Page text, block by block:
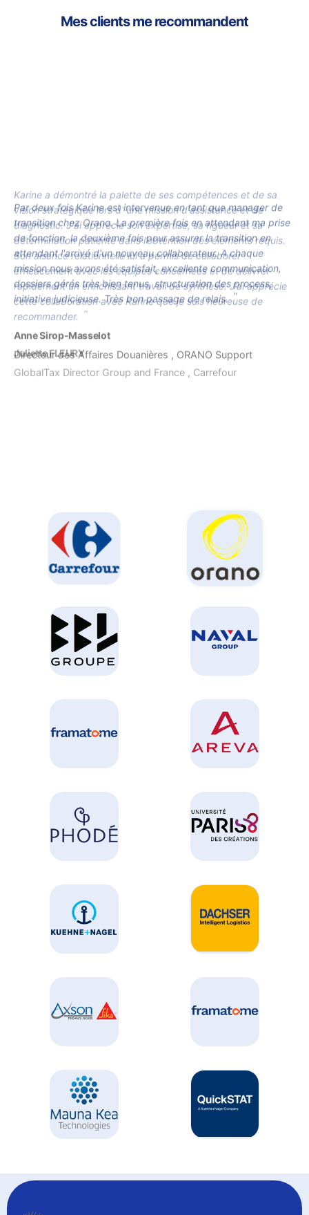
Mes clients me recommandent
Par deux fois Karine est intervenue en tant que manager de
transition chez Orano. La première fois en attendant ma prise
de fonction, la deuxième fois pour assurer la transition en
attendant l'arrivé d'un nouveau collaborateur. A chaque
mission nous avons été satisfait, excellente communication,
dossiers gérés très bien tenus, structuration des process,
initiative judicieuse. Très bon passage de relais.
Anne Sirop-Masselot
Directeur des Affaires Douanières , ORANO Support